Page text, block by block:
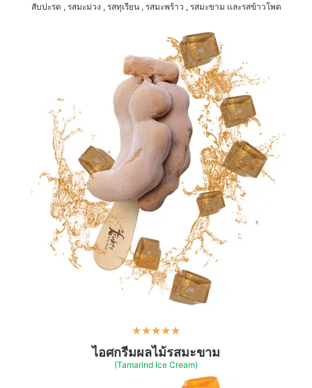
สับปะรด , รสมะม่วง , รสทุเรียน , รสมะพร้าว , รสมะขาม เเละรสข้าวโพด
★★★★★
ไอศกรีมผลไม้รสมะขาม
(Tamarind Ice Cream)